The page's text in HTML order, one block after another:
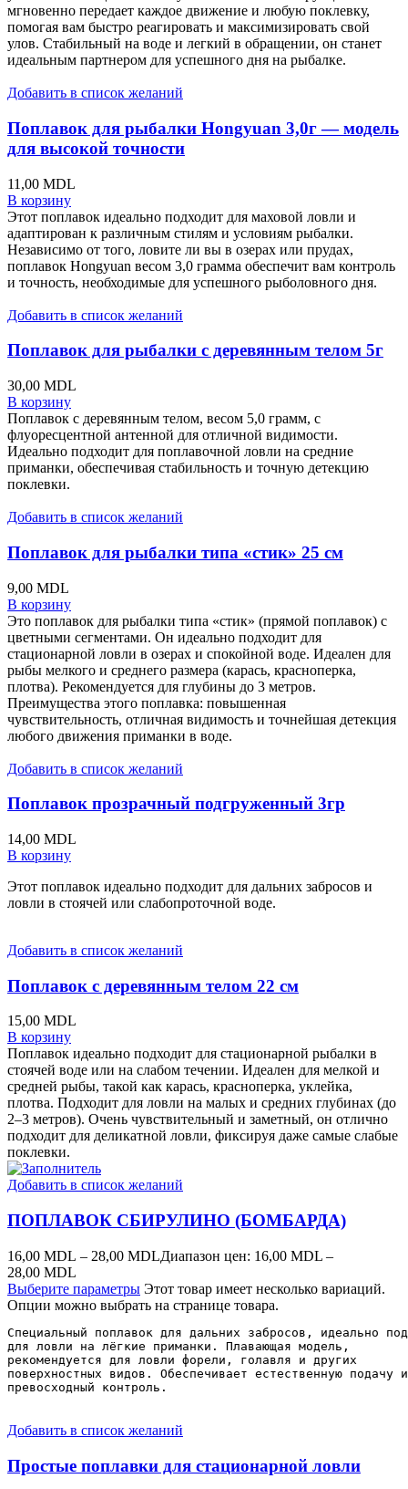
мгновенно передает каждое движение и любую поклевку,
помогая вам быстро реагировать и максимизировать свой
улов. Стабильный на воде и легкий в обращении, он станет
идеальным партнером для успешного дня на рыбалке.
Добавить в список желаний
Поплавок для рыбалки Hongyuan 3,0г — модель
для высокой точности
11,00 MDL
В корзину
Этот поплавок идеально подходит для маховой ловли и
адаптирован к различным стилям и условиям рыбалки.
Независимо от того, ловите ли вы в озерах или прудах,
поплавок Hongyuan весом 3,0 грамма обеспечит вам контроль
и точность, необходимые для успешного рыболовного дня.
Добавить в список желаний
Поплавок для рыбалки с деревянным телом 5г
30,00 MDL
В корзину
Поплавок с деревянным телом, весом 5,0 грамм, с
флуоресцентной антенной для отличной видимости.
Идеально подходит для поплавочной ловли на средние
приманки, обеспечивая стабильность и точную детекцию
поклевки.
Добавить в список желаний
Поплавок для рыбалки типа «стик» 25 см
9,00 MDL
В корзину
Это поплавок для рыбалки типа «стик» (прямой поплавок) с
цветными сегментами. Он идеально подходит для
стационарной ловли в озерах и спокойной воде. Идеален для
рыбы мелкого и среднего размера (карась, красноперка,
плотва). Рекомендуется для глубины до 3 метров.
Преимущества этого поплавка: повышенная
чувствительность, отличная видимость и точнейшая детекция
любого движения приманки в воде.
Добавить в список желаний
Поплавок прозрачный подгруженный 3гр
14,00 MDL
В корзину
Этот поплавок идеально подходит для дальних забросов и
ловли в стоячей или слабопроточной воде.
Добавить в список желаний
Поплавок с деревянным телом 22 см
15,00 MDL
В корзину
Поплавок идеально подходит для стационарной рыбалки в
стоячей воде или на слабом течении. Идеален для мелкой и
средней рыбы, такой как карась, красноперка, уклейка,
плотва. Подходит для ловли на малых и средних глубинах (до
2–3 метров). Очень чувствительный и заметный, он отлично
подходит для деликатной ловли, фиксируя даже самые слабые
поклевки.
Добавить в список желаний
ПОПЛАВОК СБИРУЛИНО (БОМБАРДА)
16,00 MDL – 28,00 MDLДиапазон цен: 16,00 MDL –
28,00 MDL
Выберите параметры Этот товар имеет несколько вариаций.
Опции можно выбрать на странице товара.
Специальный поплавок для дальних забросов, идеально
для ловли на лёгкие приманки. Плавающая модель,
рекомендуется для ловли форели, голавля и других
поверхностных видов. Обеспечивает естественную подачу
превосходный контроль.
Добавить в список желаний
Простые поплавки для стационарной ловли